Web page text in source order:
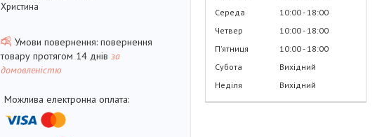
Христина
повернення
товару протягом 14 днів за
домовленістю
Середа
10:00 18:00
Четвер
10:00 18:00
Пʼятниця
10:00 18:00
Субота
Вихідний
Неділя
Вихідний